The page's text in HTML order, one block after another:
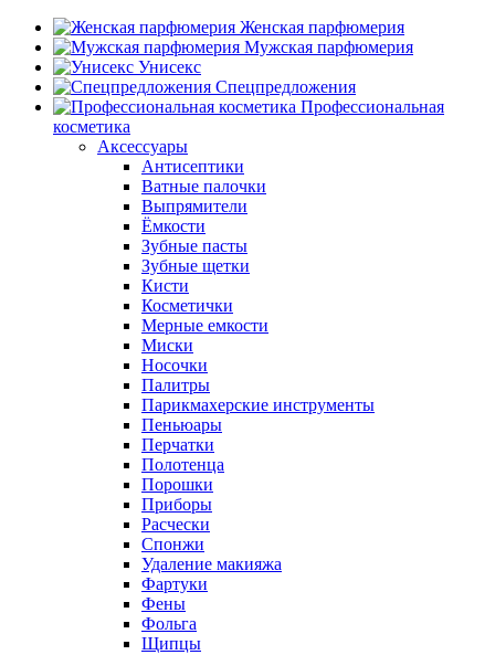
Женская парфюмерия
Мужская парфюмерия
Унисекс
Спецпредложения
Профессиональная
косметика
Аксессуары
Антисептики
Ватные палочки
Выпрямители
Ёмкости
Зубные пасты
Зубные щетки
Кисти
Косметички
Мерные емкости
Миски
Носочки
Палитры
Парикмахерские инструменты
Пеньюары
Перчатки
Полотенца
Порошки
Приборы
Расчески
Спонжи
Удаление макияжа
Фартуки
Фены
Фольга
Щипцы